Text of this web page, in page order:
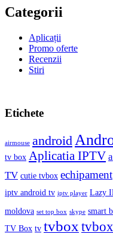
Categorii
Aplicații
Promo oferte
Recenzii
Stiri
Etichete
airmouse android
tv box Aplicatia IPTV
TV cutie tvbox echipament
iptv android tv iptv player Lazy
moldova set top box skype smart
TV Box tv tvboxtvbox